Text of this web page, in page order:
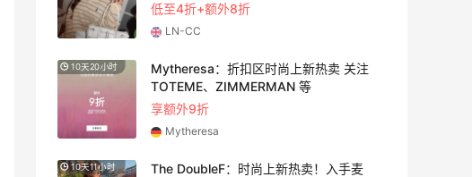
低至4折+额外8折
LN-CC
10天20小时
Mytheresa：折扣区时尚上新热卖 关注
TOTEME、ZIMMERMAN 等
享额外9折
Mytheresa
10天11小时
The DoubleF：时尚上新热卖！入手麦